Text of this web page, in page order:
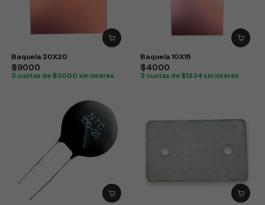
Baquela 20X20
$9000
3 cuotas de $3000 sin interés
Baquela 10X15
$4000
3 cuotas de $1334 sin interés